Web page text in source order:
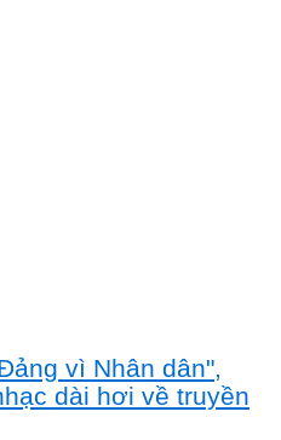
vì Nhân dân",
dài hơi về truyền